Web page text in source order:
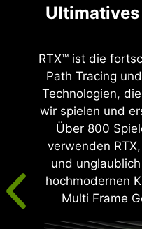
RTX™ ist die
Path Tracing
Technologien,
wir spielen und
Über 800
verwenden
und
hochmodernen
Multi Frame